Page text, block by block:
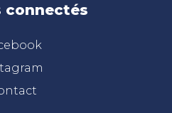
connectés